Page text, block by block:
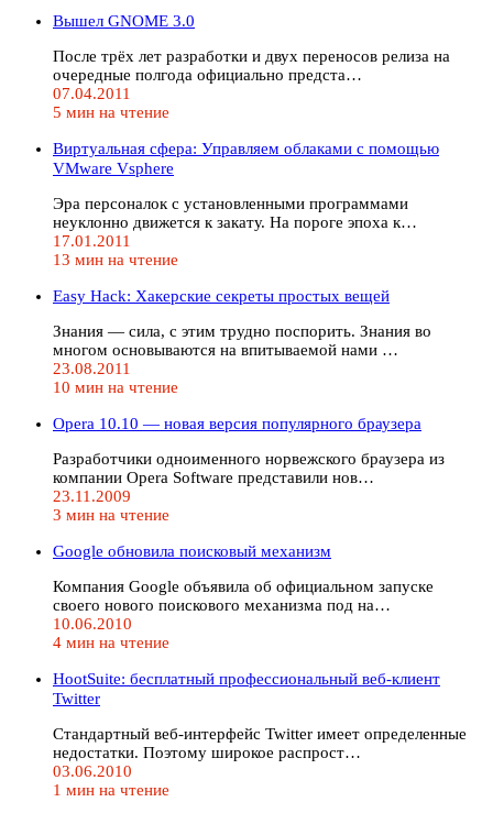
Вышел GNOME 3.0
После трёх лет разработки и двух переносов релиза на
очередные полгода официально предста…
07.04.2011
5 мин на чтение
Виртуальная сфера: Управляем облаками с помощью
VMware Vsphere
Эра персоналок с установленными программами
неуклонно движется к закату. На пороге эпоха к…
17.01.2011
13 мин на чтение
Easy Hack: Хакерские секреты простых вещей
Знания — сила, с этим трудно поспорить. Знания во
многом основываются на впитываемой нами …
23.08.2011
10 мин на чтение
Opera 10.10 — новая версия популярного браузера
Разработчики одноименного норвежского браузера из
компании Opera Software представили нов…
23.11.2009
3 мин на чтение
Google обновила поисковый механизм
Компания Google объявила об официальном запуске
своего нового поискового механизма под на…
10.06.2010
4 мин на чтение
HootSuite: бесплатный профессиональный веб-клиент
Twitter
Стандартный веб-интерфейс Twitter имеет определенные
недостатки. Поэтому широкое распрост…
03.06.2010
1 мин на чтение